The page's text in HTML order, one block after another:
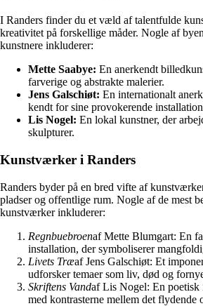
I Randers finder du et væld af talentfulde
kreativitet på forskellige måder. Nogle af
kunstnere inkluderer:
Mette Saabye: En anerkendt
farverige og abstrakte malerier.
Jens Galschiøt: En internationalt
kendt for sine provokerende
Lis Nogel: En lokal kunstner, der
skulpturer.
Kunstværker i Randers
Randers byder på en bred vifte af
pladser og offentlige rum. Nogle af de mest
kunstværker inkluderer:
Regnbuebroenaf Mette Blumgart: En
installation, der symboliserer
Livets Træaf Jens Galschiøt: Et
udforsker temaer som liv, død og
Skriftens Vandaf Lis Nogel: En poetisk
med kontrasterne mellem det flydende